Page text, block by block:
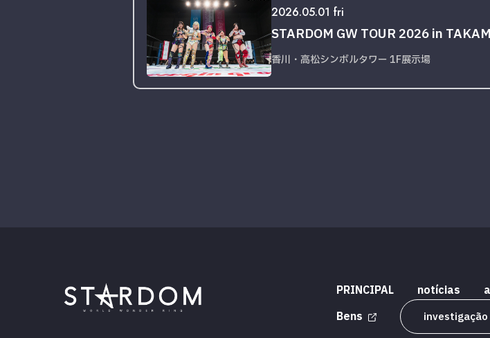
2026.05.01 fri
STARDOM GW TOUR 2026 in
香川・高松シンボルタワー 1F展示場
PRINCIPAL notícias
Bens
investigação